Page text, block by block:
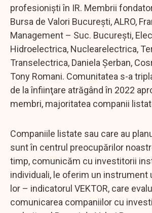
profesioniști în IR. Membrii
Bursa de Valori București, ALRO,
Management – Suc. București,
Hidroelectrica, Nuclearelectrica,
Transelectrica, Daniela Șerban,
Tony Romani. Comunitatea s-a
de la înfiinţare atrăgând în 2022
membri, majoritatea companii
Companiile listate sau care au
sunt în centrul preocupărilor
timp, comunicăm cu investitorii
individuali, le oferim un instrument
lor – indicatorul VEKTOR, care
comunicarea companiilor cu